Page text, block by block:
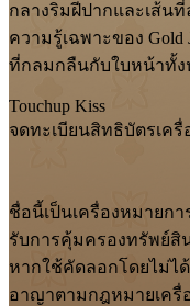
กลางริมฝีปากและเส้น
ความรู้เฉพาะของ
ที่กลมกลืนกับใบหน้าทั้
Touchup Kiss
จดทะเบียนสิทธิบัตรเค
ชื่อนี้เป็นเครื่องหมายกา
รับการคุ้มครองทรัพย์
หากใช้คัดลอกโดยไม่ไ
อาญาตามกฎหมายเครื่